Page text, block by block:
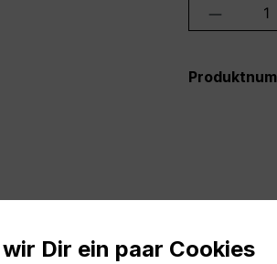
Dir ein paar Cookies